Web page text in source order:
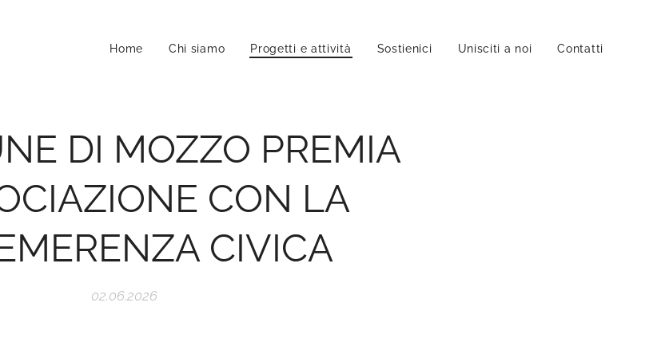
Home Chi siamo Progetti e attività Sostienici Unisciti a noi Contatti
DI MOZZO PREMIA
CON LA
CIVICA
02.06.2026